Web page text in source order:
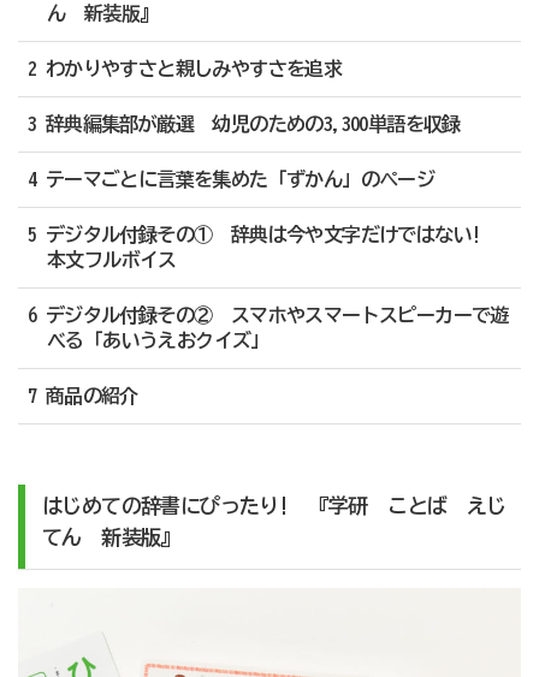
ん 新装版』
2 わかりやすさと親しみやすさを追求
3 辞典編集部が厳選 幼児のための3,300単語を収録
4 テーマごとに言葉を集めた「ずかん」のページ
5 デジタル付録その① 辞典は今や文字だけではない!
本文フルボイス
6 デジタル付録その② スマホやスマートスピーカーで遊
べる「あいうえおクイズ」
7 商品の紹介
はじめての辞書にぴったり! 『学研 ことば えじ
てん 新装版』